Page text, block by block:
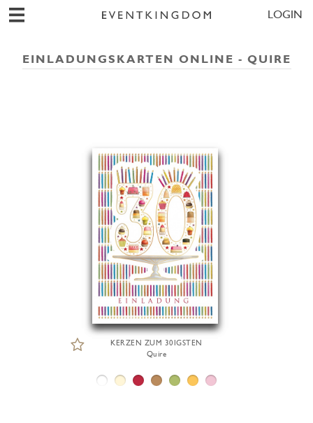
LOGIN
EINLADUNGSKARTEN ONLINE - QUIRE
KERZEN ZUM 30IGSTEN
Quire